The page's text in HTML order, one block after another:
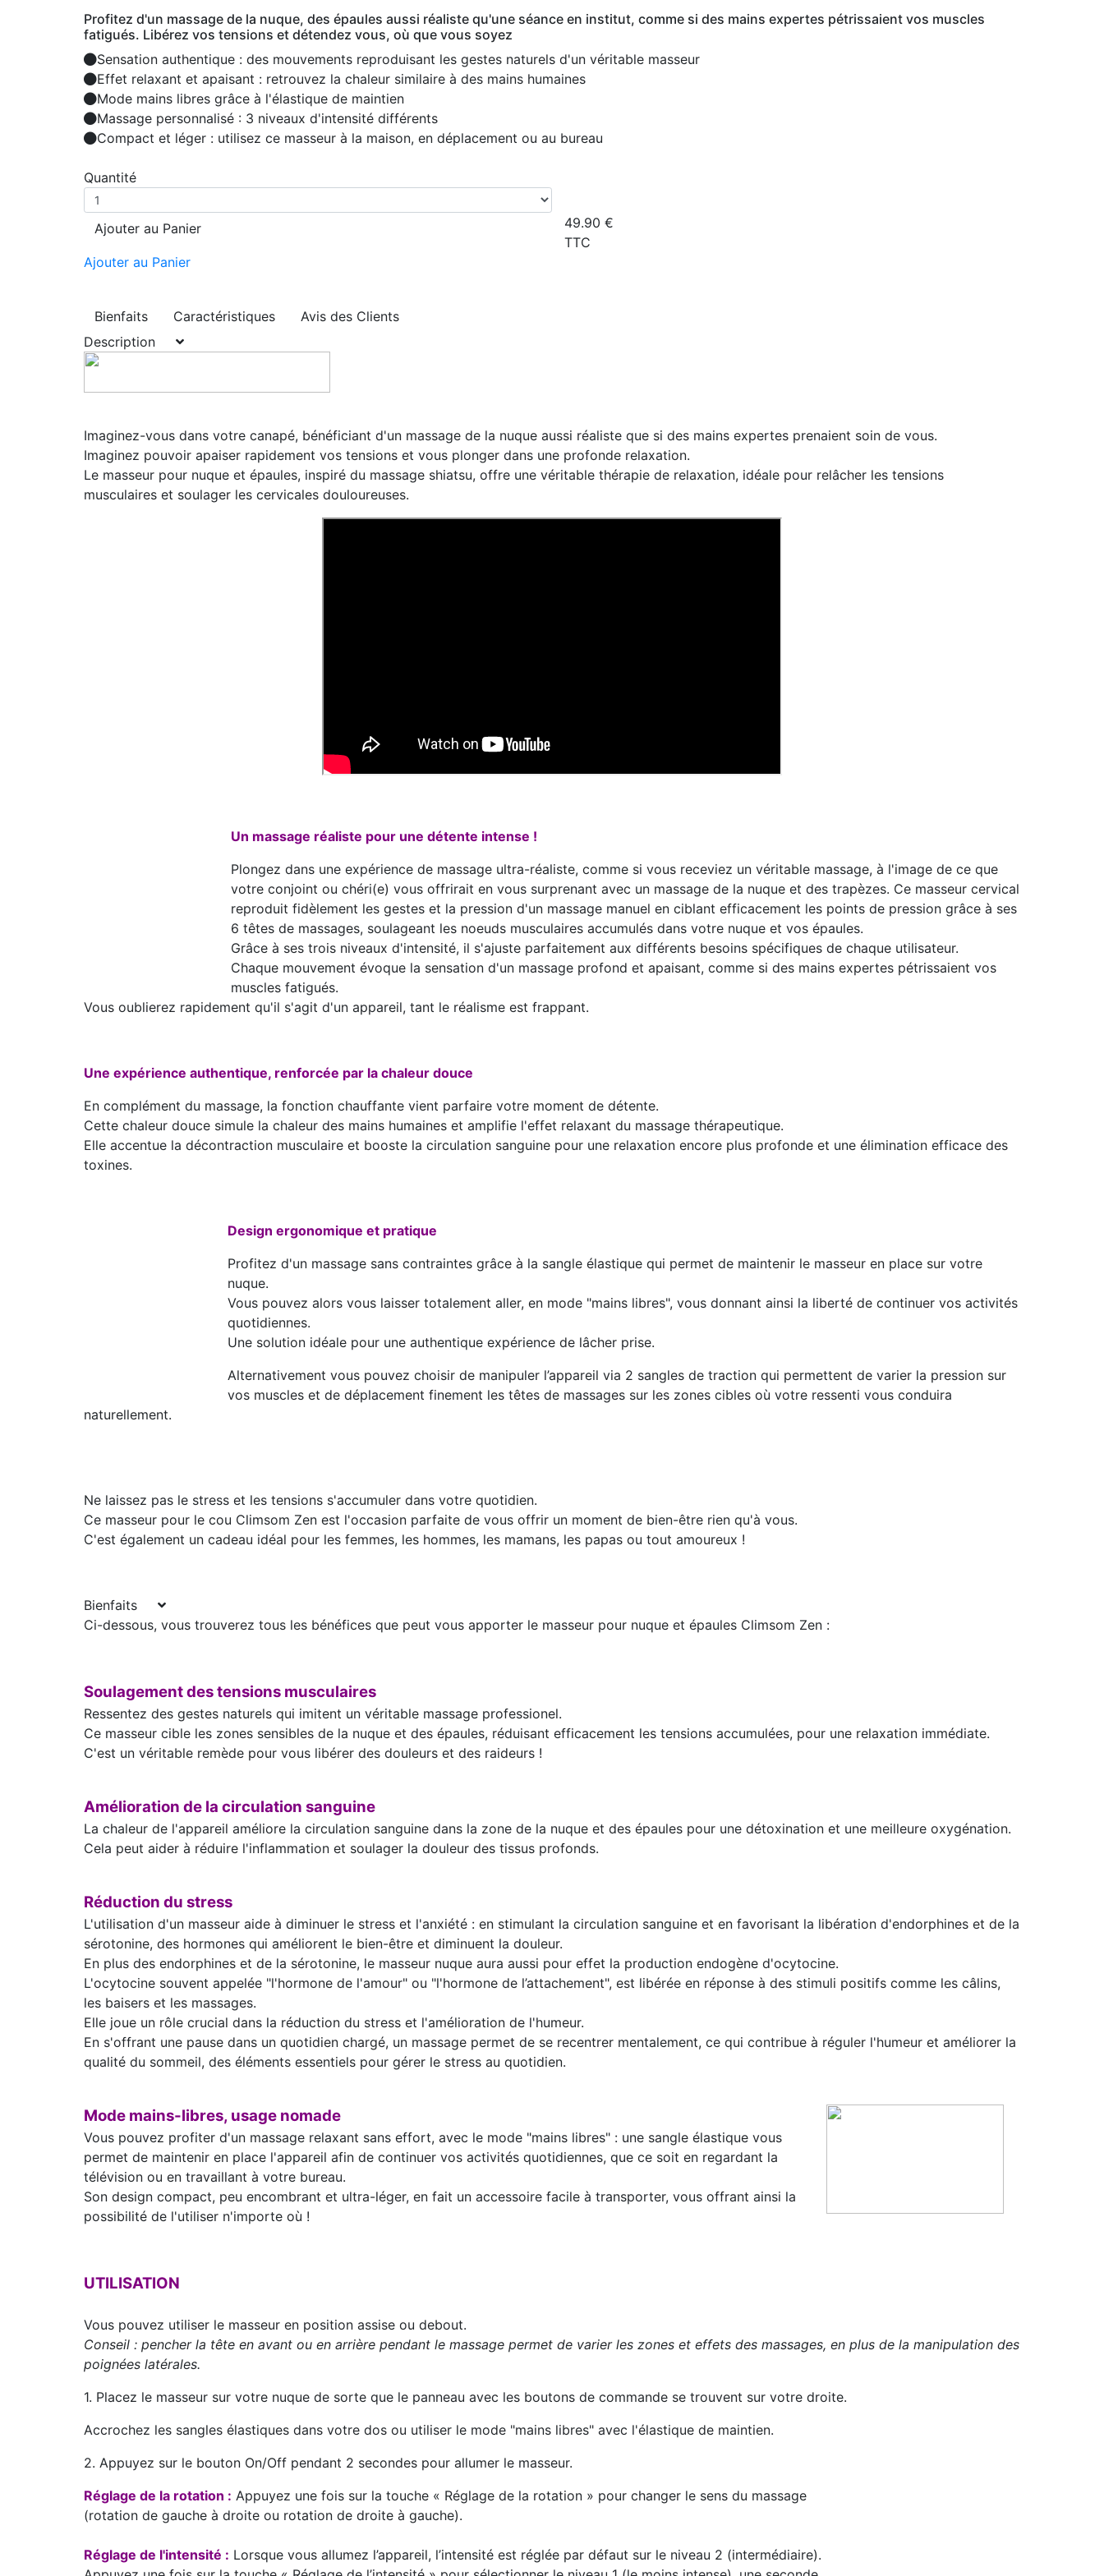
Profitez d'un massage de la nuque, des épaules aussi réaliste qu'une séance en institut, comme si des mains expertes pétrissaient vos muscles
fatigués. Libérez vos tensions et détendez vous, où que vous soyez
Sensation authentique : des mouvements reproduisant les gestes naturels d'un véritable masseur
Effet relaxant et apaisant : retrouvez la chaleur similaire à des mains humaines
Mode mains libres grâce à l'élastique de maintien
Massage personnalisé : 3 niveaux d'intensité différents
Compact et léger : utilisez ce masseur à la maison, en déplacement ou au bureau
Quantité
Ajouter au Panier
Ajouter au Panier
49.90 €
TTC
Bienfaits Caractéristiques
Avis des Clients
Description
Imaginez-vous dans votre canapé, bénéficiant d'un massage de la nuque aussi réaliste que si des mains expertes prenaient soin de vous.
Imaginez pouvoir apaiser rapidement vos tensions et vous plonger dans une profonde relaxation.
Le masseur pour nuque et épaules, inspiré du massage shiatsu, offre une véritable thérapie de relaxation, idéale pour relâcher les tensions
musculaires et soulager les cervicales douloureuses.
Un massage réaliste pour une détente intense !
Plongez dans une expérience de massage ultra-réaliste, comme si vous receviez un véritable massage, à l'image de ce que
votre conjoint ou chéri(e) vous offrirait en vous surprenant avec un massage de la nuque et des trapèzes. Ce masseur cervical
reproduit fidèlement les gestes et la pression d'un massage manuel en ciblant efficacement les points de pression grâce à ses
6 têtes de massages, soulageant les noeuds musculaires accumulés dans votre nuque et vos épaules.
Grâce à ses trois niveaux d'intensité, il s'ajuste parfaitement aux différents besoins spécifiques de chaque utilisateur.
Chaque mouvement évoque la sensation d'un massage profond et apaisant, comme si des mains expertes pétrissaient vos
muscles fatigués.
Vous oublierez rapidement qu'il s'agit d'un appareil, tant le réalisme est frappant.
Une expérience authentique, renforcée par la chaleur douce
En complément du massage, la fonction chauffante vient parfaire votre moment de détente.
Cette chaleur douce simule la chaleur des mains humaines et amplifie l'effet relaxant du massage thérapeutique.
Elle accentue la décontraction musculaire et booste la circulation sanguine pour une relaxation encore plus profonde et une élimination efficace des
toxines.
Design ergonomique et pratique
Profitez d'un massage sans contraintes grâce à la sangle élastique qui permet de maintenir le masseur en place sur votre
nuque.
Vous pouvez alors vous laisser totalement aller, en mode "mains libres", vous donnant ainsi la liberté de continuer vos activités
quotidiennes.
Une solution idéale pour une authentique expérience de lâcher prise.
Alternativement vous pouvez choisir de manipuler l’appareil via 2 sangles de traction qui permettent de varier la pression sur
vos muscles et de déplacement finement les têtes de massages sur les zones cibles où votre ressenti vous conduira
naturellement.
Ne laissez pas le stress et les tensions s'accumuler dans votre quotidien.
Ce masseur pour le cou Climsom Zen est l'occasion parfaite de vous offrir un moment de bien-être rien qu'à vous.
C'est également un cadeau idéal pour les femmes, les hommes, les mamans, les papas ou tout amoureux !
Bienfaits
Ci-dessous, vous trouverez tous les bénéfices que peut vous apporter le masseur pour nuque et épaules Climsom Zen :
Soulagement des tensions musculaires
Ressentez des gestes naturels qui imitent un véritable massage professionel.
Ce masseur cible les zones sensibles de la nuque et des épaules, réduisant efficacement les tensions accumulées, pour une relaxation immédiate.
C'est un véritable remède pour vous libérer des douleurs et des raideurs !
Amélioration de la circulation sanguine
La chaleur de l'appareil améliore la circulation sanguine dans la zone de la nuque et des épaules pour une détoxination et une meilleure oxygénation.
Cela peut aider à réduire l'inflammation et soulager la douleur des tissus profonds.
Réduction du stress
L'utilisation d'un masseur aide à diminuer le stress et l'anxiété : en stimulant la circulation sanguine et en favorisant la libération d'endorphines et de la
sérotonine, des hormones qui améliorent le bien-être et diminuent la douleur.
En plus des endorphines et de la sérotonine, le masseur nuque aura aussi pour effet la production endogène d'ocytocine.
L'ocytocine souvent appelée "l'hormone de l'amour" ou "l'hormone de l’attachement", est libérée en réponse à des stimuli positifs comme les câlins,
les baisers et les massages.
Elle joue un rôle crucial dans la réduction du stress et l'amélioration de l'humeur.
En s'offrant une pause dans un quotidien chargé, un massage permet de se recentrer mentalement, ce qui contribue à réguler l'humeur et améliorer la
qualité du sommeil, des éléments essentiels pour gérer le stress au quotidien.
Mode mains-libres, usage nomade
Vous pouvez profiter d'un massage relaxant sans effort, avec le mode "mains libres" : une sangle élastique vous
permet de maintenir en place l'appareil afin de continuer vos activités quotidiennes, que ce soit en regardant la
télévision ou en travaillant à votre bureau.
Son design compact, peu encombrant et ultra-léger, en fait un accessoire facile à transporter, vous offrant ainsi la
possibilité de l'utiliser n'importe où !
UTILISATION
Vous pouvez utiliser le masseur en position assise ou debout.
Conseil : pencher la tête en avant ou en arrière pendant le massage permet de varier les zones et effets des massages, en plus de la manipulation des
poignées latérales.
1. Placez le masseur sur votre nuque de sorte que le panneau avec les boutons de commande se trouvent sur votre droite.
Accrochez les sangles élastiques dans votre dos ou utiliser le mode "mains libres" avec l'élastique de maintien.
2. Appuyez sur le bouton On/Off pendant 2 secondes pour allumer le masseur.
Réglage de la rotation : Appuyez une fois sur la touche « Réglage de la rotation » pour changer le sens du massage
(rotation de gauche à droite ou rotation de droite à gauche).
Réglage de l'intensité : Lorsque vous allumez l’appareil, l’intensité est réglée par défaut sur le niveau 2 (intermédiaire).